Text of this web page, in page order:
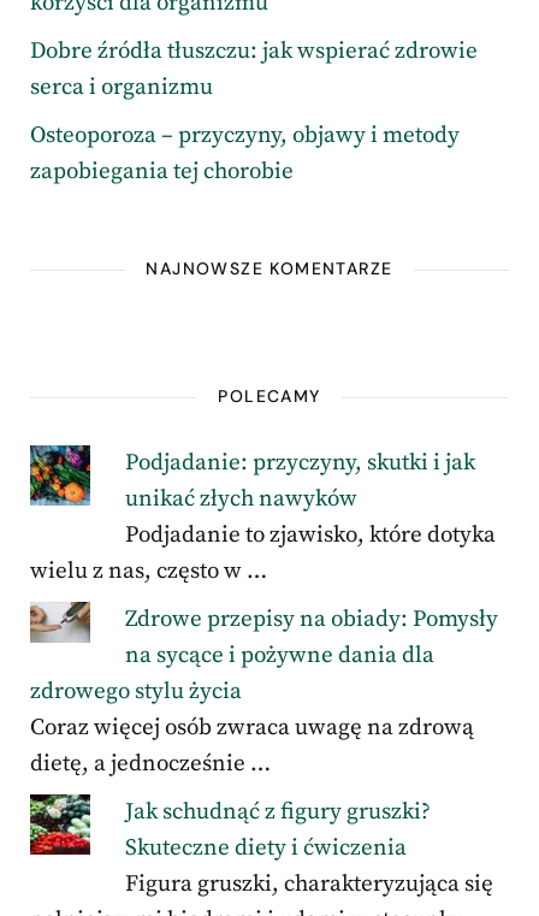
Dobre źródła tłuszczu: jak wspierać zdrowie
serca i organizmu
Osteoporoza – przyczyny, objawy i metody
zapobiegania tej chorobie
NAJNOWSZE KOMENTARZE
POLECAMY
Podjadanie: przyczyny, skutki i jak
unikać złych nawyków
Podjadanie to zjawisko, które dotyka
wielu z nas, często w …
Zdrowe przepisy na obiady: Pomysły
na sycące i pożywne dania dla
zdrowego stylu życia
Coraz więcej osób zwraca uwagę na zdrową
dietę, a jednocześnie …
Jak schudnąć z figury gruszki?
Skuteczne diety i ćwiczenia
Figura gruszki, charakteryzująca się